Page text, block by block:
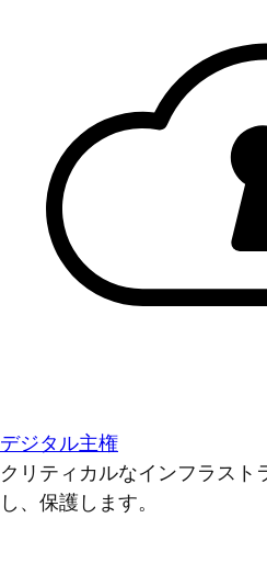
デジタル主権
クリティカルなインフラスト
し、保護します。